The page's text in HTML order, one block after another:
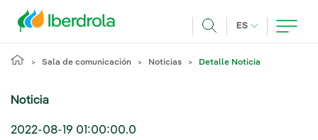
ES IDIOMA
Sala de comunicación Noticias Detalle Noticia
Noticia
2022-08-19 01:00:00.0